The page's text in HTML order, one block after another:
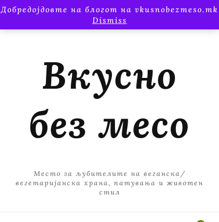
Добредојдовте на блогот на vkusnobezmeso.mk
Dismiss
Вкусно
без месо
Место за љубителите на веганска/
вегетаријанска храна, патувања и животен
стил